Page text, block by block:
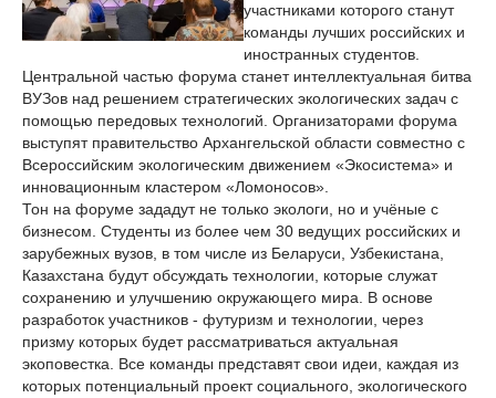
участниками которого станут
команды лучших российских и
иностранных студентов.
Центральной частью форума станет интеллектуальная битва
ВУЗов над решением стратегических экологических задач с
помощью передовых технологий. Организаторами форума
выступят правительство Архангельской области совместно с
Всероссийским экологическим движением «Экосистема» и
инновационным кластером «Ломоносов».
Тон на форуме зададут не только экологи, но и учёные с
бизнесом. Студенты из более чем 30 ведущих российских и
зарубежных вузов, в том числе из Беларуси, Узбекистана,
Казахстана будут обсуждать технологии, которые служат
сохранению и улучшению окружающего мира. В основе
разработок участников - футуризм и технологии, через
призму которых будет рассматриваться актуальная
экоповестка. Все команды представят свои идеи, каждая из
которых потенциальный проект социального, экологического